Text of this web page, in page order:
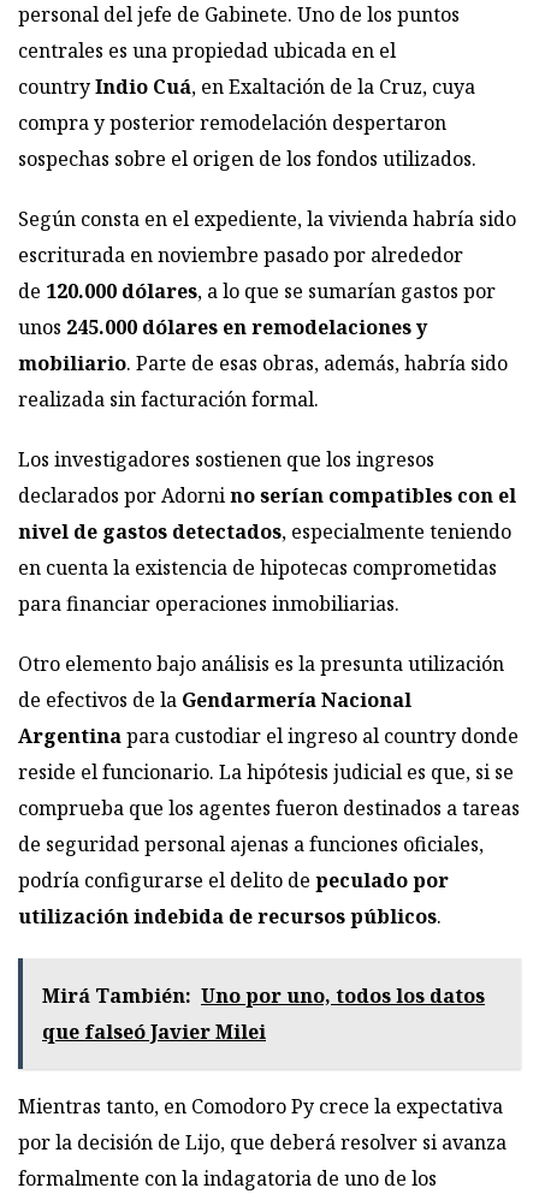
personal del jefe de Gabinete. Uno de los puntos
centrales es una propiedad ubicada en el
countryIndio Cuá, en Exaltación de la Cruz, cuya
compra y posterior remodelación despertaron
sospechas sobre el origen de los fondos utilizados.
Según consta en el expediente, la vivienda habría sido
escriturada en noviembre pasado por alrededor
de 120.000 dólares, a lo que se sumarían gastos por
unos 245.000 dólares en remodelaciones y
mobiliario. Parte de esas obras, además, habría sido
realizada sin facturación formal.
Los investigadores sostienen que los ingresos
declarados por Adornino serían compatibles con el
nivel de gastos detectados, especialmente teniendo
en cuenta la existencia de hipotecas comprometidas
para financiar operaciones inmobiliarias.
Otro elemento bajo análisis es la presunta utilización
de efectivos de la Gendarmería Nacional
Argentinapara custodiar el ingreso al country donde
reside el funcionario. La hipótesis judicial es que, si se
comprueba que los agentes fueron destinados a tareas
de seguridad personal ajenas a funciones oficiales,
podría configurarse el delito de peculado por
utilización indebida de recursos públicos.
Mirá También: Uno por uno, todos los datos
que falseó Javier Milei
Mientras tanto, en Comodoro Py crece la expectativa
por la decisión de Lijo, que deberá resolver si avanza
formalmente con la indagatoria de uno de los